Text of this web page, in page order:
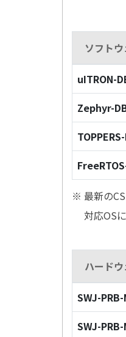
ソフト
uITRON-
Zephyr-
※ 最新の
対応OSに
ハード
SWJ-
SWJ-